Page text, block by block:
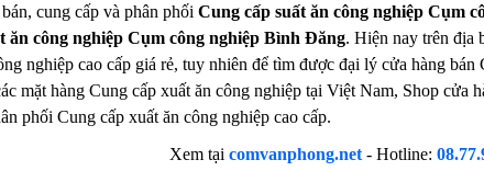
cung cấp và phân phối Cung cấp suất ăn công nghiệp Cụm
ăn công nghiệp Cụm công nghiệp Bình Đăng. Hiện nay trên địa
nghiệp cao cấp giá rẻ, tuy nhiên để tìm được đại lý cửa hàng
mặt hàng Cung cấp xuất ăn công nghiệp tại Việt Nam, Shop cửa
phối Cung cấp xuất ăn công nghiệp cao cấp.
Xem tạicomvanphong.net -Hotline: